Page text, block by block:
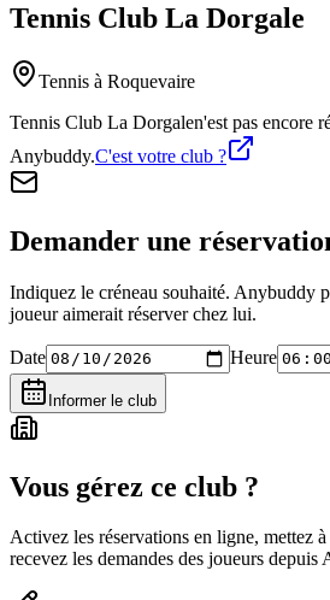
Tennis Club La Dorgale
Tennis à Roquevaire
Tennis Club La Dorgalen'est pas encore
Anybuddy.C'est votre club ?
Demander une
Indiquez le créneau souhaité. Anybuddy
joueur aimerait réserver chez lui.
Date Heure
Informer le club
Vous gérez ce club ?
Activez les réservations en ligne, mettez
recevez les demandes des joueurs depuis